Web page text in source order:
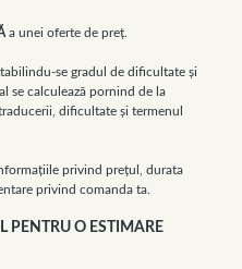
a unei oferte de preţ.
se gradul de dificultate şi
se calculează pornind de la
dificultate şi termenul
privind preţul, durata
privind comanda ta.
PENTRU O ESTIMARE